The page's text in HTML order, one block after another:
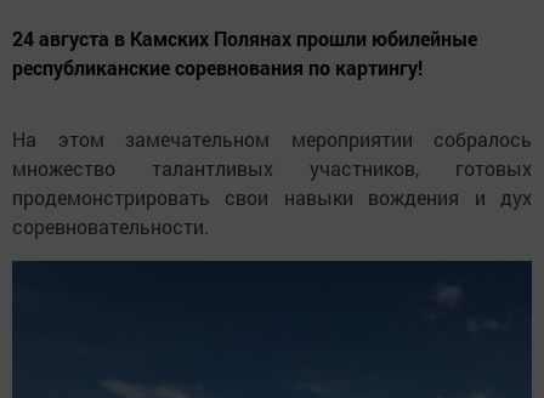
24 августа в Камских Полянах прошли юбилейные
республиканские соревнования по картингу!
На этом замечательном мероприятии собралось
множество талантливых участников, готовых
продемонстрировать свои навыки вождения и дух
соревновательности.